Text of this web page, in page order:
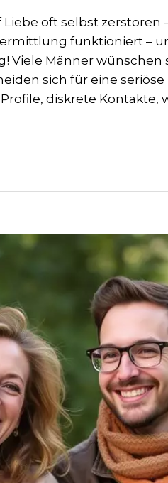
oft selbst zerstören
funktioniert –
Viele Männer wünschen
sich für eine
diskrete Kontakte,